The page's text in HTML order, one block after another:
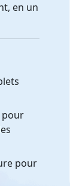
en un
pour
pour